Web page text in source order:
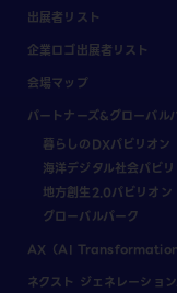
出展者リスト
企業ロゴ出展者リスト
会場マップ
パートナーズ&グローバル
暮らしのDXパビリオン
海洋デジタル社会パビ
地方創生2.0パビリオン
グローバルパーク
AX（AI Transformation
ネクスト ジェネレーショ